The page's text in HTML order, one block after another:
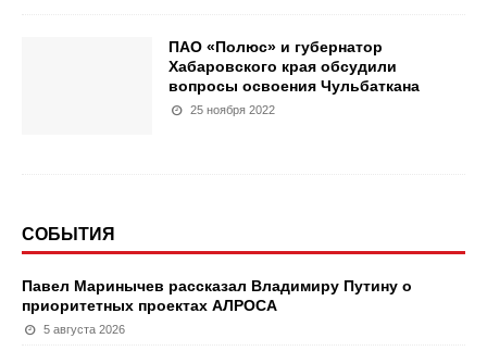
ПАО «Полюс» и губернатор
Хабаровского края обсудили
вопросы освоения Чульбаткана
25 ноября 2022
СОБЫТИЯ
Павел Маринычев рассказал Владимиру Путину о
приоритетных проектах АЛРОСА
5 августа 2026